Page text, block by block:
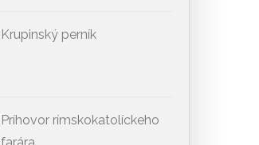
Krupinský perník
Príhovor rímskokatolíckeho